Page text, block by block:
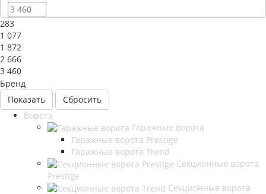
283
1 077
1 872
2 666
3 460
Бренд
Сбросить
Ворота
Гаражные ворота
Гаражные ворота Prestige
Гаражные ворота Trend
Секционные ворота
Prestige
Секционные ворота